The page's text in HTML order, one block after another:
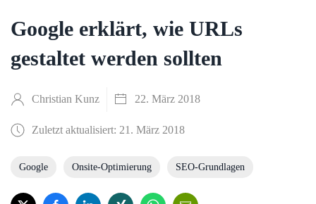
Google erklärt, wie URLs
gestaltet werden sollten
Christian Kunz 22. März 2018
Zuletzt aktualisiert: 21. März 2018
Google Onsite-Optimierung SEO-Grundlagen